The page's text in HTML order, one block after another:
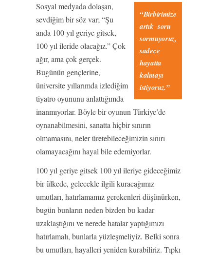
“Birbirimize
artık soru
sormuyoruz,
sadece
hayatta
kalmayı
istiyoruz.”
Sosyal medyada dolaşan,
sevdiğim bir söz var; “Şu
anda 100 yıl geriye gitsek,
100 yıl ileride olacağız.” Çok
ağır, ama çok gerçek.
Bugünün gençlerine,
üniversite yıllarımda izlediğim
tiyatro oyununu anlattığımda
inanmıyorlar. Böyle bir oyunun Türkiye’de
oynanabilmesini, sanatta hiçbir sınırın
olmamasını, neler üretebileceğimizin sınırı
olamayacağını hayal bile edemiyorlar.
100 yıl geriye gitsek 100 yıl ileriye gideceğimiz
bir ülkede, gelecekle ilgili kuracağımız
umutları, hatırlamamız gerekenleri düşünürken,
bugün bunların neden bizden bu kadar
uzaklaştığını ve nerede hatalar yaptığımızı
hatırlamalı, bunlarla yüzleşmeliyiz. Belki sonra
bu umutları, hayalleri yeniden kurabiliriz. Tıpkı